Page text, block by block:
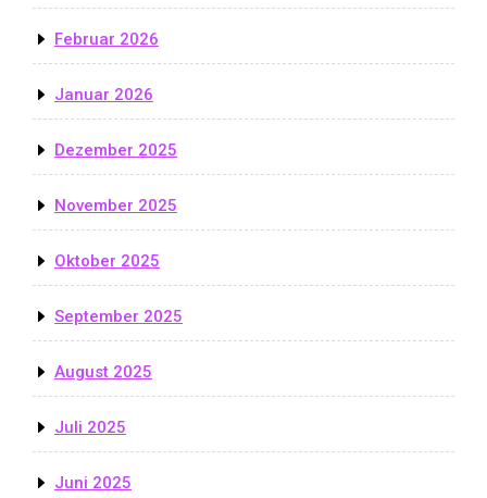
Februar 2026
Januar 2026
Dezember 2025
November 2025
Oktober 2025
September 2025
August 2025
Juli 2025
Juni 2025